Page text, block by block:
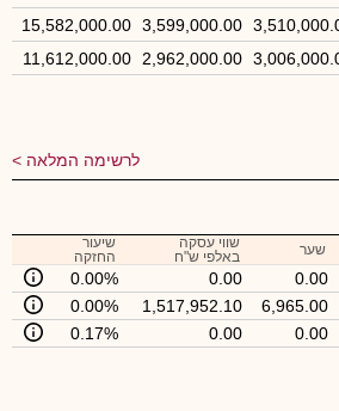
3,599,000.00
15,582,000.00
2,962,000.00
11,612,000.00
לרשימה המלאה
שער
שווי עסקה
באלפי ש"ח
שיעור
החזקה
0.00
0.00
0.00%
6,965.00
1,517,952.10
0.00%
0.00
0.00
0.17%